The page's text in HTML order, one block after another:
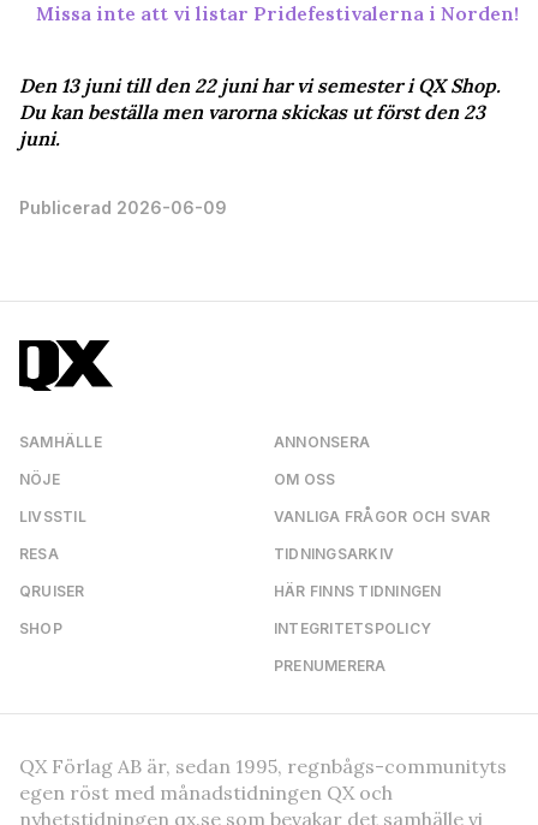
Missa inte att vi listar Pridefestivalerna i Norden!
Den 13 juni till den 22 juni har vi semester i QX Shop.
Du kan beställa men varorna skickas ut först den 23
juni.
Publicerad 2026-06-09
SAMHÄLLE
NÖJE
LIVSSTIL
RESA
QRUISER
SHOP
ANNONSERA
OM OSS
VANLIGA FRÅGOR OCH SVAR
TIDNINGSARKIV
HÄR FINNS TIDNINGEN
INTEGRITETSPOLICY
PRENUMERERA
QX Förlag AB är, sedan 1995, regnbågs-communityts
egen röst med månadstidningen QX och
nyhetstidningen qx.se som bevakar det samhälle vi